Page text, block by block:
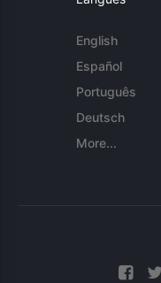
English
Español
Português
Deutsch
More...